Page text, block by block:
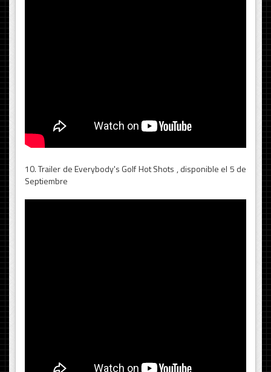
10. Trailer de Everybody's Golf Hot Shots , disponible el 5 de
Septiembre